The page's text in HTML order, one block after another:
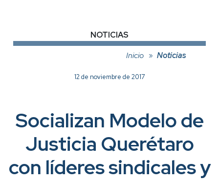
NOTICIAS
Inicio
Noticias
12 de noviembre de 2017
Socializan Modelo de
Justicia Querétaro
con líderes sindicales y